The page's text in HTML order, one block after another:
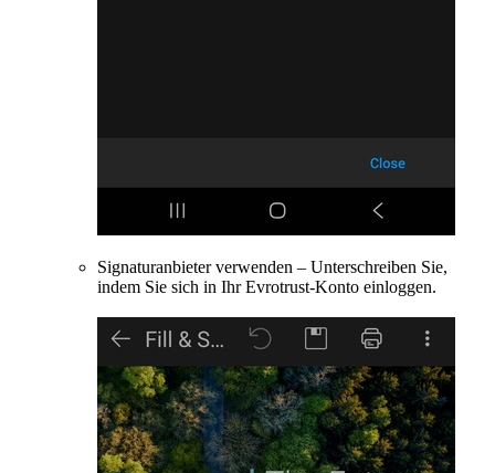
Signaturanbieter verwenden – Unterschreiben Sie,
indem Sie sich in Ihr Evrotrust-Konto einloggen.